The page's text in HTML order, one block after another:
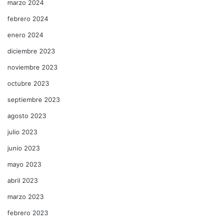
marzo 2024
febrero 2024
enero 2024
diciembre 2023
noviembre 2023
octubre 2023
septiembre 2023
agosto 2023
julio 2023
junio 2023
mayo 2023
abril 2023
marzo 2023
febrero 2023